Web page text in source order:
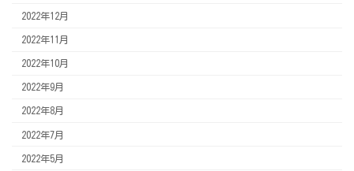
2022年12月
2022年11月
2022年10月
2022年9月
2022年8月
2022年7月
2022年5月